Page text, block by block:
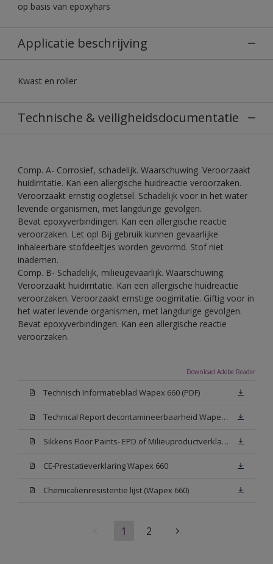
op basis van epoxyhars
Applicatie beschrijving
Kwast en roller
Technische & veiligheidsdocumentatie
Comp. A- Corrosief, schadelijk. Waarschuwing. Veroorzaakt
huidirritatie. Kan een allergische huidreactie veroorzaken.
Veroorzaakt ernstig oogletsel. Schadelijk voor in het water
levende organismen, met langdurige gevolgen.
Bevat epoxyverbindingen. Kan een allergische reactie
veroorzaken. Let op! Bij gebruik kunnen gevaarlijke
inhaleerbare stofdeeltjes worden gevormd. Stof niet
inademen.
Comp. B- Schadelijk, milieugevaarlijk. Waarschuwing.
Veroorzaakt huidirritatie. Kan een allergische huidreactie
veroorzaken. Veroorzaakt ernstige oogirritatie. Giftig voor in
het water levende organismen, met langdurige gevolgen.
Bevat epoxyverbindingen. Kan een allergische reactie
veroorzaken.
Download Adobe Reader
Technisch Informatieblad Wapex 660 (PDF)
Technical Report decontamineerbaarheid Wapex 660
Sikkens Floor Paints- EPD of Milieuproductverklaring
CE-Prestatieverklaring Wapex 660
Chemicaliënresistentie lijst (Wapex 660)
1 2